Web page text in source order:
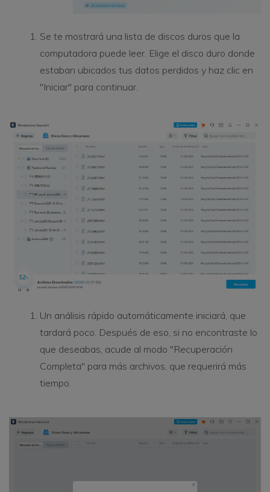
Se te mostrará una lista de discos duros que la
computadora puede leer. Elige el disco duro donde
estaban ubicados tus datos perdidos y haz clic en
"Iniciar" para continuar.
Un análisis rápido automáticamente iniciará, que
tardará poco. Después de eso, si no encontraste lo
que deseabas, acude al modo "Recuperación
Completa" para más archivos, que requerirá más
tiempo.